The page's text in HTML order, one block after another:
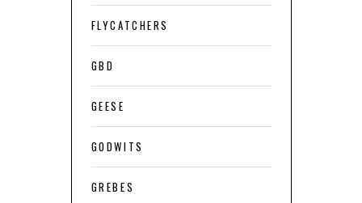
FLYCATCHERS
GBD
GEESE
GODWITS
GREBES